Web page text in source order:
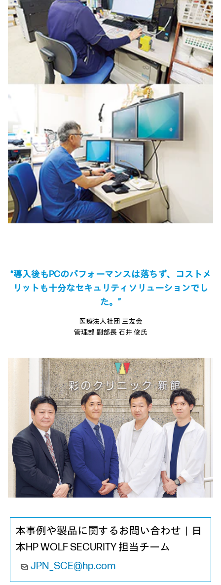
“導入後もPCのパフォーマンスは落ちず、
コストメ
リットも十分なセキュリティソリューションでし
た。”
医療法人社団 三友会
管理部 副部長 石井 俊氏
本事例や製品に関するお問い合わせ｜日
本HP WOLF SECURITY 担当チーム
JPN_SCE@hp.com